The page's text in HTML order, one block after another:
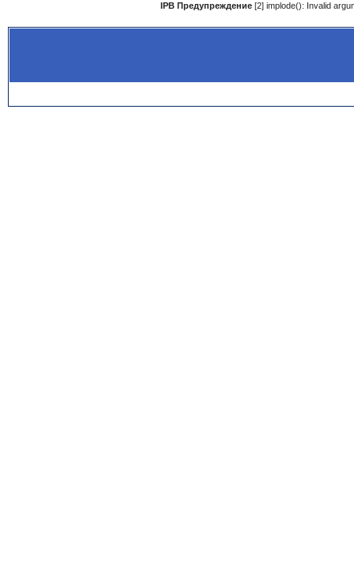
IPB Предупреждение[2] implode(): Invalid